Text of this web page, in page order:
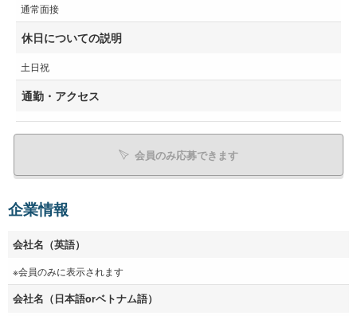
通常面接
休日についての説明
土日祝
通勤・アクセス
会員のみ応募できます
企業情報
会社名（英語）
※会員のみに表示されます
会社名（日本語orベトナム語）